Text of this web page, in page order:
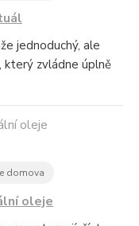
jednoduchý, ale
který zvládne úplně
domova
oleje